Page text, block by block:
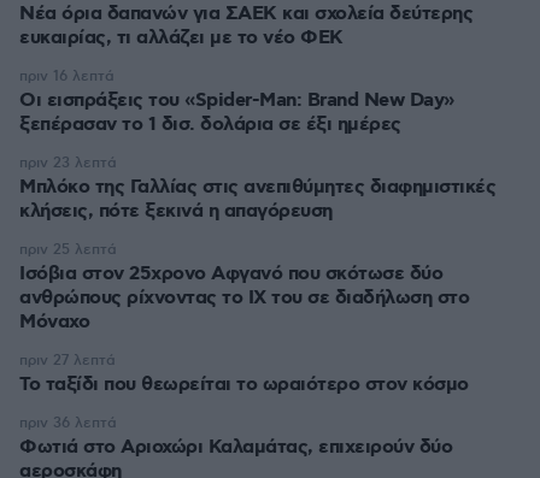
Νέα όρια δαπανών για ΣΑΕΚ και σχολεία δεύτερης
ευκαιρίας, τι αλλάζει με το νέο ΦΕΚ
Οι εισπράξεις του «Spider-Man: Brand New Day»
ξεπέρασαν το 1 δισ. δολάρια σε έξι ημέρες
πριν 16 λεπτά
Μπλόκο της Γαλλίας στις ανεπιθύμητες διαφημιστικές
κλήσεις, πότε ξεκινά η απαγόρευση
πριν 23 λεπτά
Ισόβια στον 25χρονο Αφγανό που σκότωσε δύο
ανθρώπους ρίχνοντας το ΙΧ του σε διαδήλωση στο
Μόναχο
πριν 25 λεπτά
Το ταξίδι που θεωρείται το ωραιότερο στον κόσμο
πριν 27 λεπτά
Φωτιά στο Αριοχώρι Καλαμάτας, επιχειρούν δύο
αεροσκάφη
πριν 36 λεπτά